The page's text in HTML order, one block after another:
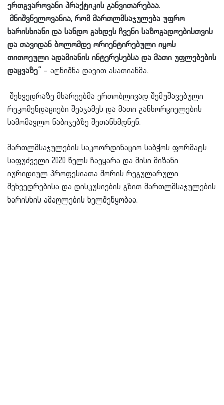
ერთგვაროვანი პრაქტიკის განვითარებაა.
მნიშვნელოვანია, რომ მართლმსაჯულება უფრო
ხარისხიანი და სანდო გახდეს ჩვენი საზოგადოებისთვის
და თავიდან ბოლომდე ორიენტირებული იყოს
თითოეული ადამიანის ინტერესებსა და მათი უფლებების
დაცვაზე” – აღნიშნა დავით ასათიანმა.
შეხვედრაზე მხარეებმა ერთობლივად შემუშავებული
რეკომენდაციები შეაჯამეს და მათი განხორციელების
სამომავლო ნაბიჯებზე შეთანხმდნენ.
მართლმსაჯულების საკოორდინაციო საბჭოს ფორმატს
საფუძველი 2020 წელს ჩაეყარა და მისი მიზანი
იურიდიულ პროფესიათა შორის რეგულარული
შეხვედრებისა და დისკუსიების გზით მართლმსაჯულების
ხარისხის ამაღლების ხელშეწყობაა.